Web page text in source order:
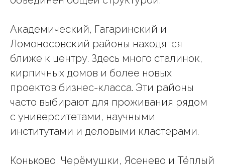
Академический, Гагаринский и
Ломоносовский районы находятся
ближе к центру. Здесь много сталинок,
кирпичных домов и более новых
проектов бизнес-класса. Эти районы
часто выбирают для проживания рядом
с университетами, научными
институтами и деловыми кластерами.
Коньково, Черёмушки, Ясенево и Тёплый